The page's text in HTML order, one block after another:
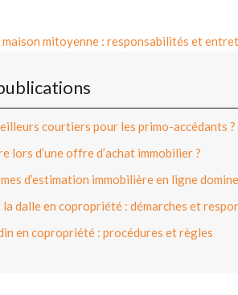
maison mitoyenne : responsabilités et
courtiers pour les primo-accédants ?
lors d’une offre d’achat immobilier ?
d’estimation immobilière en ligne
dalle en copropriété : démarches et
en copropriété : procédures et règles